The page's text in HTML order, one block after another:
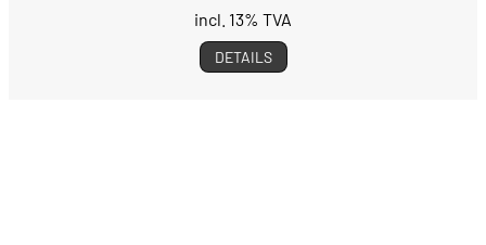
incl. 13% TVA
DETAILS